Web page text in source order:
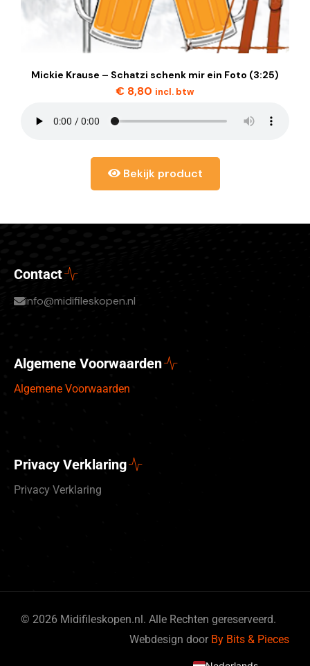
Mickie Krause – Schatzi schenk mir ein Foto (3:25)
€ 8,80 incl. btw
Bekijk product
Contact
info@midifileskopen.nl
Algemene Voorwaarden
Algemene Voorwaarden
Privacy Verklaring
Privacy Verklaring
© 2026 Midifileskopen.nl. Alle Rechten gereserveerd.
Webdesign door By Bits & Pieces
English (UK)
Deutsch